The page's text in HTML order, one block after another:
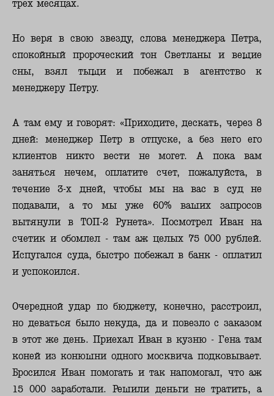
трех месяцах.
Но веря в свою звезду, слова менеджера Петра,
спокойный пророческий тон Светланы и вещие
сны, взял тыщи и побежал в агентство к
менеджеру Петру.
А там ему и говорят: «Приходите, дескать, через 8
дней: менеджер Петр в отпуске, а без него его
клиентов никто вести не могет. А пока вам
заняться нечем, оплатите счет, пожалуйста, в
течение 3-х дней, чтобы мы на вас в суд не
подавали, а то мы уже 60% ваших запросов
вытянули в ТОП-2 Рунета». Посмотрел Иван на
счетик и обомлел - там аж целых 75 000 рублей.
Испугался суда, быстро побежал в банк - оплатил
и успокоился.
Очередной удар по бюджету, конечно, расстроил,
но деваться было некуда, да и повезло с заказом
в этот же день. Приехал Иван в кузню - Гена там
коней из конюшни одного москвича подковывает.
Бросился Иван помогать и так напомогал, что аж
15 000 заработали. Решили деньги не тратить, а